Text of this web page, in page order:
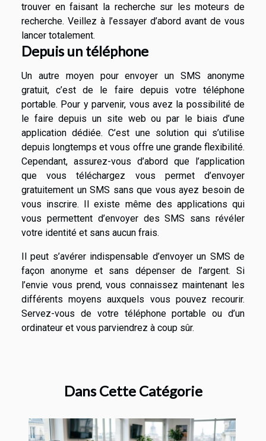
trouver en faisant la recherche sur les moteurs de
recherche. Veillez à l’essayer d’abord avant de vous
lancer totalement.
Depuis un téléphone
Un autre moyen pour envoyer un SMS anonyme
gratuit, c’est de le faire depuis votre téléphone
portable. Pour y parvenir, vous avez la possibilité de
le faire depuis un site web ou par le biais d’une
application dédiée. C’est une solution qui s’utilise
depuis longtemps et vous offre une grande flexibilité.
Cependant, assurez-vous d’abord que l’application
que vous téléchargez vous permet d’envoyer
gratuitement un SMS sans que vous ayez besoin de
vous inscrire. Il existe même des applications qui
vous permettent d’envoyer des SMS sans révéler
votre identité et sans aucun frais.
Il peut s’avérer indispensable d’envoyer un SMS de
façon anonyme et sans dépenser de l’argent. Si
l’envie vous prend, vous connaissez maintenant les
différents moyens auxquels vous pouvez recourir.
Servez-vous de votre téléphone portable ou d’un
ordinateur et vous parviendrez à coup sûr.
Dans Cette Catégorie